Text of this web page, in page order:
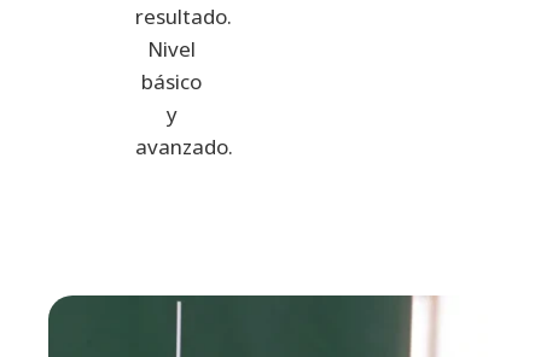
resultado.
Nivel
básico
y
avanzado.